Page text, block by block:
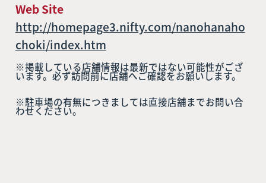
Web Site
http://homepage3.nifty.com/nanohanaho
choki/index.htm
※掲載している店舗情報は最新ではない可能性がござ
います。必ず訪問前に店舗へご確認をお願いします。
※駐車場の有無につきましては直接店舗までお問い合
わせください。